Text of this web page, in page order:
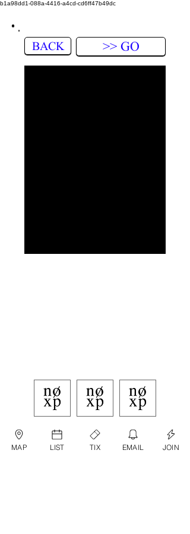
b1a98dd1-088a-4416-a4cd-cd6ff47b49dc
BACK >> GO
MAP LIST TIX EMAIL JOIN